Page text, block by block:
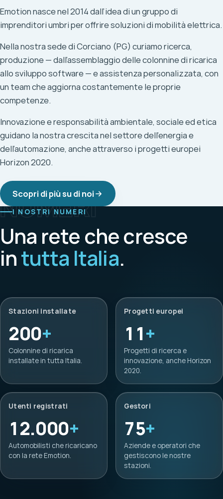
Wallbox e colonnine di ricarica per auto elettriche per
casa, azienda e spazi pubblici, gestite dalla piattaforma
Spotlink.
Ricarica AC: wallbox monofase 4,7 kW e smart 7,4 kW
Ricarica AC trifase 22 kW con bilanciamento di potenza
Ricarica DC fast da 40 fino a 240 kW (CCS + AC)
Soluzioni per uso domestico, aziendale e pubblico
Gestione e monitoraggio con piattaforma Spotlink
Il nostro software EMS monitora e ottimizza produzione,
accumulo e ricarica in tempo reale, per usare al meglio
ogni kWh.
Ottimizzazione dell’autoconsumo
Controllo di accumulo e ricarica
Report e analisi dei consumi
Esplora il servizio
Emotion nasce nel 2014 dall’idea di un gruppo di
imprenditori umbri per offrire soluzioni di mobilità elettrica.
Nella nostra sede di Corciano (PG) curiamo ricerca,
produzione — dall’assemblaggio delle colonnine di ricarica
allo sviluppo software — e assistenza personalizzata, con
un team che aggiorna costantemente le proprie
competenze.
Innovazione e responsabilità ambientale, sociale ed etica
guidano la nostra crescita nel settore dell’energia e
dell’automazione, anche attraverso i progetti europei
Horizon 2020.
Scopri di più su di noi
I NOSTRI NUMERI
Una rete che cresce
intutta Italia.
Stazioni installate
200+
Colonnine di ricarica
installate in tutta Italia.
Progetti europei
11+
Progetti di ricerca e
innovazione, anche Horizon
2020.
Utenti registrati
12.000+
Automobilisti che ricaricano
con la rete Emotion.
Gestori
75+
Aziende e operatori che
gestiscono le nostre
stazioni.